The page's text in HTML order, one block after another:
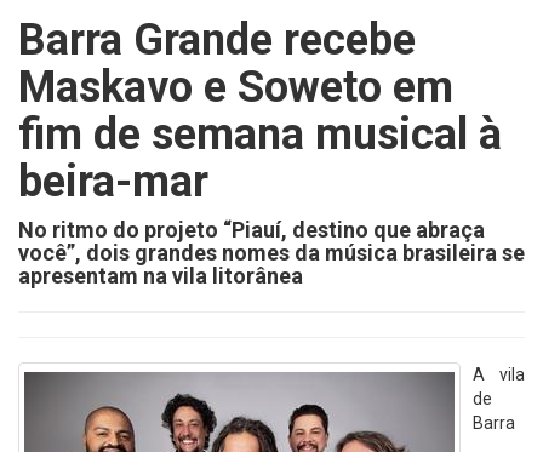
Barra Grande recebe
Maskavo e Soweto em
fim de semana musical à
beira-mar
No ritmo do projeto “Piauí, destino que abraça
você”, dois grandes nomes da música brasileira se
apresentam na vila litorânea
A vila
de
Barra